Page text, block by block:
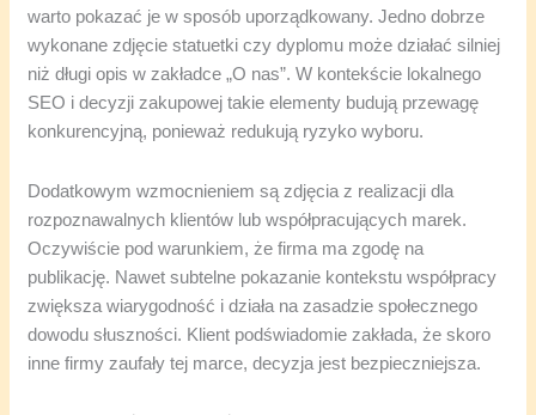
warto pokazać je w sposób uporządkowany. Jedno dobrze
wykonane zdjęcie statuetki czy dyplomu może działać silniej
niż długi opis w zakładce „O nas”. W kontekście lokalnego
SEO i decyzji zakupowej takie elementy budują przewagę
konkurencyjną, ponieważ redukują ryzyko wyboru.
Dodatkowym wzmocnieniem są zdjęcia z realizacji dla
rozpoznawalnych klientów lub współpracujących marek.
Oczywiście pod warunkiem, że firma ma zgodę na
publikację. Nawet subtelne pokazanie kontekstu współpracy
zwiększa wiarygodność i działa na zasadzie społecznego
dowodu słuszności. Klient podświadomie zakłada, że skoro
inne firmy zaufały tej marce, decyzja jest bezpieczniejsza.